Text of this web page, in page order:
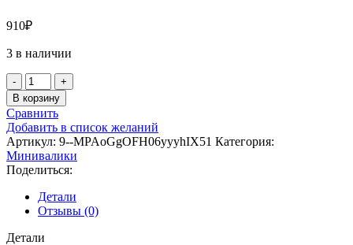
910₽
3 в наличии
Количество
товара
WOOSTER
Валик
малярный
JUMBO-
KOTER
P/DOOZ
FTP
2PK
1/2
4
В корзину
Сравнить
Добавить в список желаний
Артикул: 9--MPAoGgOFH06yyyhIX51 Категория:
Минивалики
Поделиться:
Детали
Отзывы (0)
Детали